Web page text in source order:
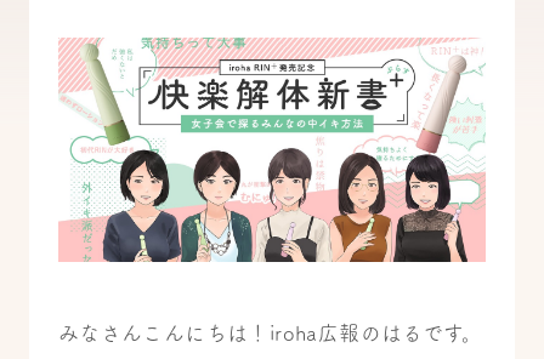
みなさんこんにちは！iroha広報のはるです。